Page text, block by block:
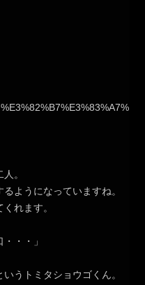
。
ようになっていますね。
れます。
・・」
うトミタショウゴくん。